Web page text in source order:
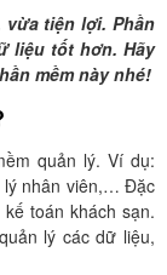
vừa tiện lợi. Phần
liệu tốt hơn. Hãy
mềm này nhé!
quản lý. Ví dụ:
lý nhân viên,… Đặc
toán khách sạn.
lý các dữ liệu,